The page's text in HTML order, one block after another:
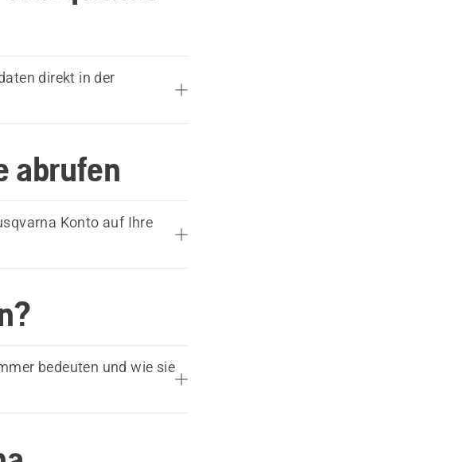
direkt in der
abrufen
Konto auf Ihre
bedeuten und wie sie